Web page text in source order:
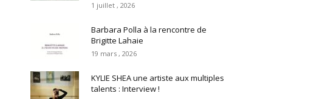
1 juillet , 2026
Barbara Polla à la rencontre de
Brigitte Lahaie
19 mars , 2026
KYLIE SHEA une artiste aux multiples
talents : Interview !